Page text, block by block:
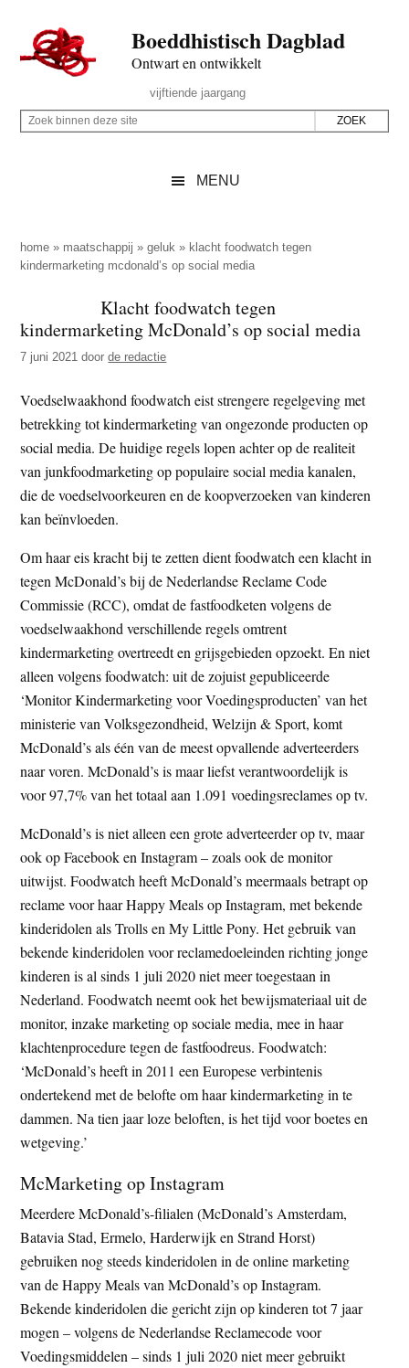
naar
de
inhoud
secondary
naar
de
sidebar
naar
de
Boeddhistisch Dagblad
Ontwart en ontwikkelt
Rechts
vijftiende jaargang
Z
p
d
z
e
i
t
e
Z
i
n
n
d
z
e
s
i
t
e
MENU
home » maatschappij »geluk » klacht foodwatch tegen
kindermarketing mcdonald’s op social media
Klacht foodwatch tegen
kindermarketing McDonald’s op social media
7 juni 2021 doorde redactie
Voedselwaakhond foodwatch eist strengere regelgeving met
betrekking tot kindermarketing van ongezonde producten op
social media. De huidige regels lopen achter op de realiteit
van junkfoodmarketing op populaire social media kanalen,
die de voedselvoorkeuren en de koopverzoeken van kinderen
kan beïnvloeden.
Om haar eis kracht bij te zetten dient foodwatch een klacht in
tegen McDonald’s bij de Nederlandse Reclame Code
Commissie (RCC), omdat de fastfoodketen volgens de
voedselwaakhond verschillende regels omtrent
kindermarketing overtreedt en grijsgebieden opzoekt. En niet
alleen volgens foodwatch: uit de zojuist gepubliceerde
‘Monitor Kindermarketing voor Voedingsproducten’ van het
ministerie van Volksgezondheid, Welzijn & Sport, komt
McDonald’s als één van de meest opvallende adverteerders
naar voren. McDonald’s is maar liefst verantwoordelijk is
voor 97,7% van het totaal aan 1.091 voedingsreclames op tv.
McDonald’s is niet alleen een grote adverteerder op tv, maar
ook op Facebook en Instagram – zoals ook de monitor
uitwijst. Foodwatch heeft McDonald’s meermaals betrapt op
reclame voor haar Happy Meals op Instagram, met bekende
kinderidolen als Trolls en My Little Pony. Het gebruik van
bekende kinderidolen voor reclamedoeleinden richting jonge
kinderen is al sinds 1 juli 2020 niet meer toegestaan in
Nederland. Foodwatch neemt ook het bewijsmateriaal uit de
monitor, inzake marketing op sociale media, mee in haar
klachtenprocedure tegen de fastfoodreus. Foodwatch:
‘McDonald’s heeft in 2011 een Europese verbintenis
ondertekend met de belofte om haar kindermarketing in te
dammen. Na tien jaar loze beloften, is het tijd voor boetes en
wetgeving.’
McMarketing op Instagram
Meerdere McDonald’s-filialen (McDonald’s Amsterdam,
Batavia Stad, Ermelo, Harderwijk en Strand Horst)
gebruiken nog steeds kinderidolen in de online marketing
van de Happy Meals van McDonald’s op Instagram.
Bekende kinderidolen die gericht zijn op kinderen tot 7 jaar
mogen – volgens de Nederlandse Reclamecode voor
Voedingsmiddelen – sinds 1 juli 2020 niet meer gebruikt